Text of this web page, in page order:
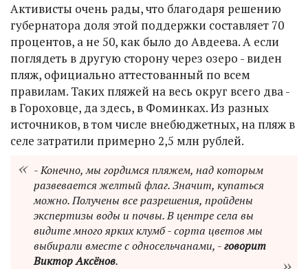
Активисты очень рады, что благодаря решению
губернатора доля этой поддержки составляет 70
процентов, а не 50, как было до Авдеева. А если
поглядеть в другую сторону через озеро - виден
пляж, официально аттестованный по всем
правилам. Таких пляжей на весь округ всего два -
в Гороховце, да здесь, в Фоминках. Из разных
источников, в том числе внебюджетных, на пляж в
селе затратили примерно 2,5 млн рублей.
- Конечно, мы гордимся пляжем, над которым
развевается желтый флаг. Значит, купаться
можно. Получены все разрешения, пройдены
экспертизы воды и почвы. В центре села вы
видите много ярких клумб - сорта цветов мы
выбирали вместе с односельчанами, -говорит
Виктор Аксёнов.